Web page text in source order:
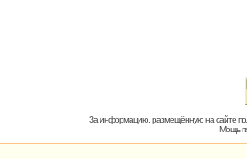
За информацию, размещённую на сайте
Мощь